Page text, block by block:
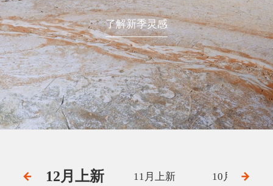
了解新季灵感
12月上新 11月上新 10月上新